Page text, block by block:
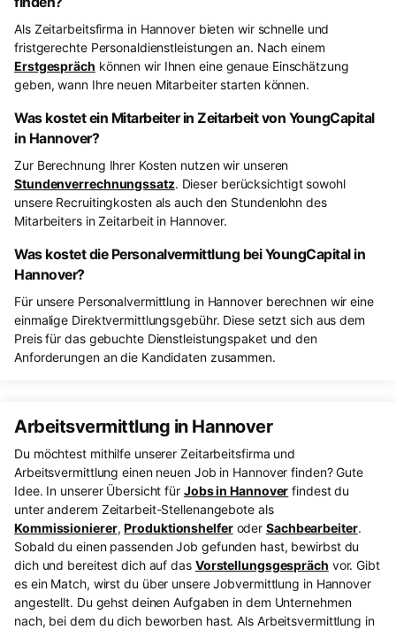
Als Zeitarbeitsfirma in Hannover bieten wir schnelle und
fristgerechte Personaldienstleistungen an. Nach einem
Erstgespräch können wir Ihnen eine genaue Einschätzung
geben, wann Ihre neuen Mitarbeiter starten können.
Was kostet ein Mitarbeiter in Zeitarbeit von YoungCapital
in Hannover?
Zur Berechnung Ihrer Kosten nutzen wir unseren
Stundenverrechnungssatz. Dieser berücksichtigt sowohl
unsere Recruitingkosten als auch den Stundenlohn des
Mitarbeiters in Zeitarbeit in Hannover.
Was kostet die Personalvermittlung bei YoungCapital in
Hannover?
Für unsere Personalvermittlung in Hannover berechnen wir eine
einmalige Direktvermittlungsgebühr. Diese setzt sich aus dem
Preis für das gebuchte Dienstleistungspaket und den
Anforderungen an die Kandidaten zusammen.
Arbeitsvermittlung in Hannover
Du möchtest mithilfe unserer Zeitarbeitsfirma und
Arbeitsvermittlung einen neuen Job in Hannover finden? Gute
Idee. In unserer Übersicht für Jobs in Hannover findest du
unter anderem Zeitarbeit-Stellenangebote als
Kommissionierer,ProduktionshelferoderSachbearbeiter.
Sobald du einen passenden Job gefunden hast, bewirbst du
dich und bereitest dich auf das Vorstellungsgespräch vor. Gibt
es ein Match, wirst du über unsere Jobvermittlung in Hannover
angestellt. Du gehst deinen Aufgaben in dem Unternehmen
nach, bei dem du dich beworben hast. Als Arbeitsvermittlung in